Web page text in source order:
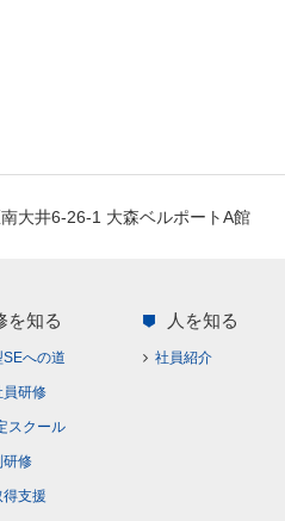
大井6-26-1 大森ベルポートA館
を知る
への道
員研修
スクール
研修
得支援
人を知る
社員紹介